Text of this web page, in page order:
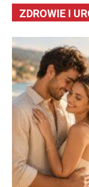
ZDROWIE I